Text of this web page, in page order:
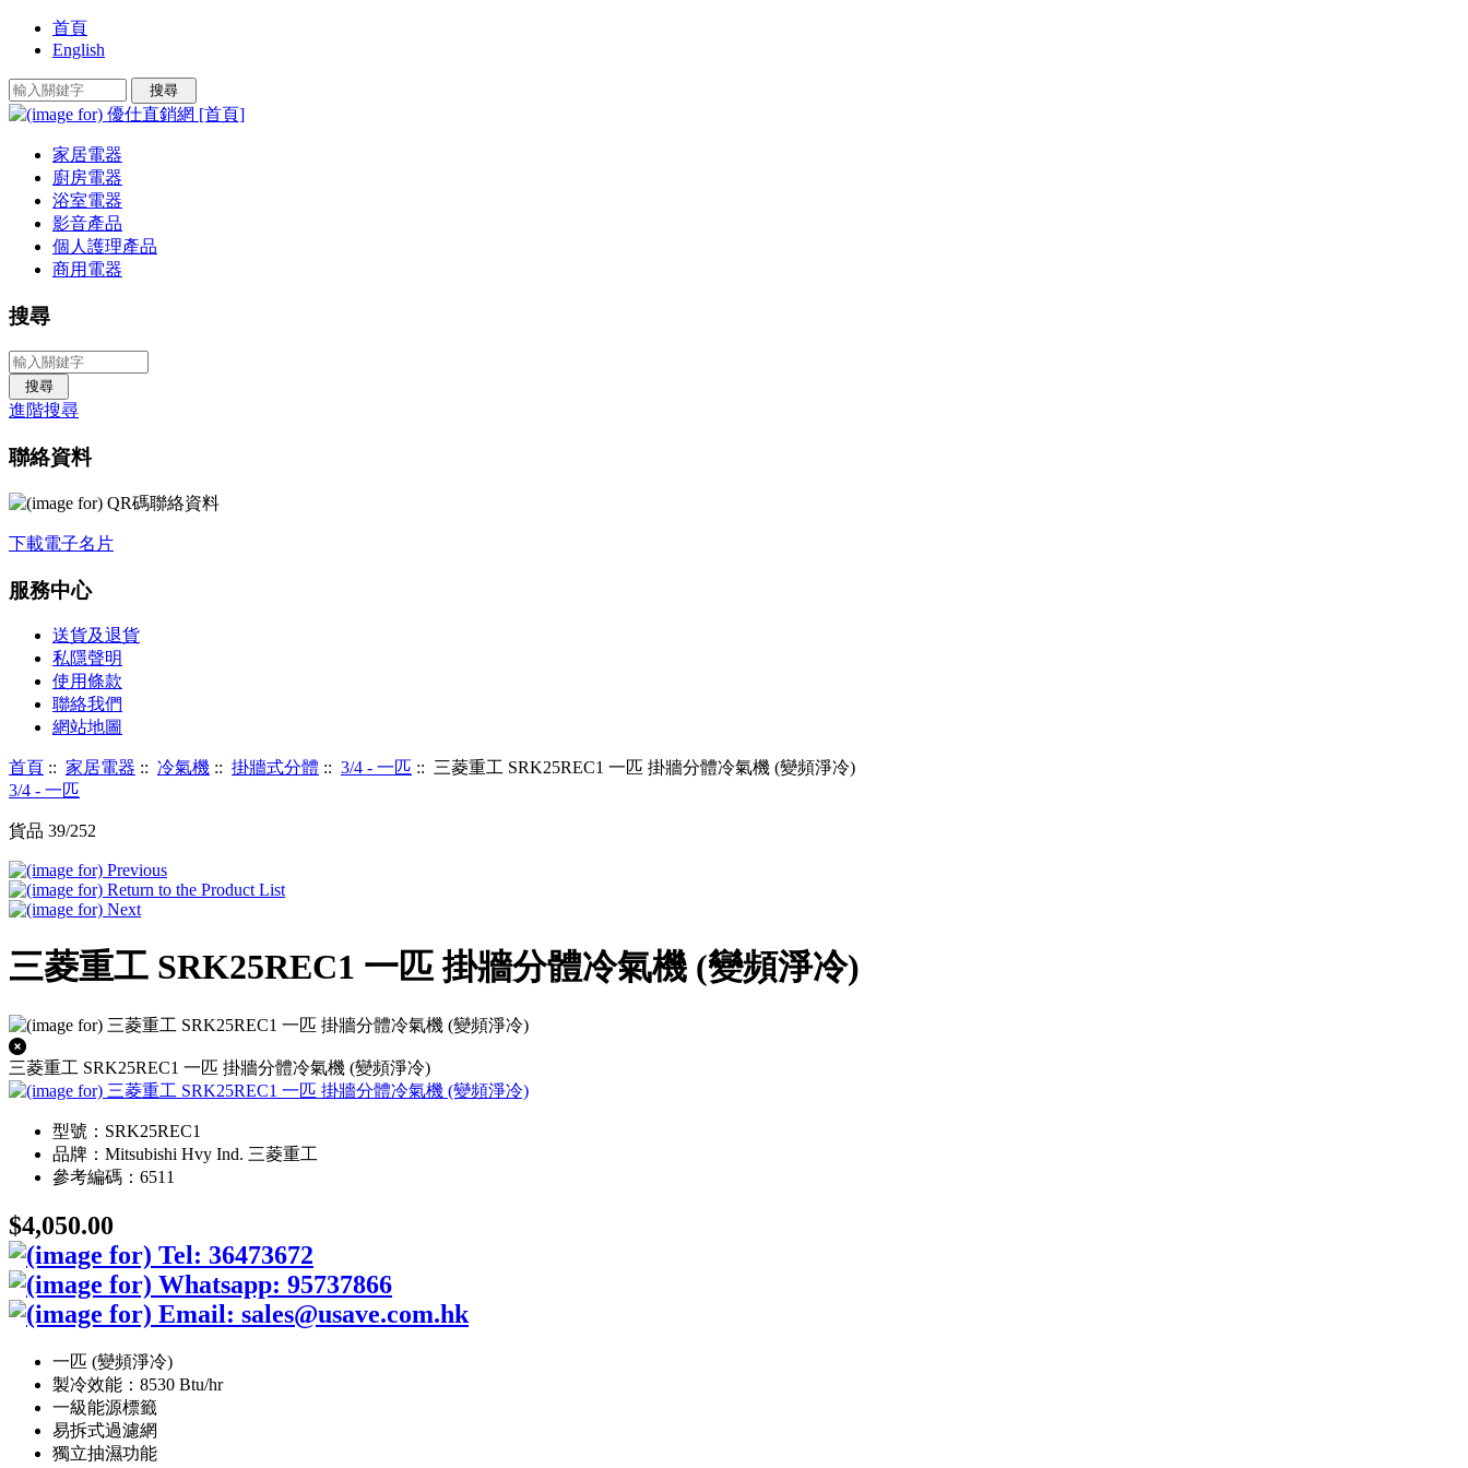
首頁
English
家居電器
廚房電器
浴室電器
影音產品
個人護理產品
商用電器
搜尋
進階搜尋
聯絡資料
下載電子名片
服務中心
送貨及退貨
私隱聲明
使用條款
聯絡我們
網站地圖
首頁 :: 家居電器 :: 冷氣機 :: 掛牆式分體 :: 3/4 - 一匹 :: 三菱重工 SRK25REC1 一匹 掛牆分體冷氣機 (變頻淨冷)
3/4 - 一匹
貨品 39/252
三菱重工 SRK25REC1 一匹 掛牆分體冷氣機 (變頻淨冷)
三菱重工 SRK25REC1 一匹 掛牆分體冷氣機 (變頻淨冷)
型號：SRK25REC1
品牌：Mitsubishi Hvy Ind. 三菱重工
參考編碼：6511
$4,050.00
一匹 (變頻淨冷)
製冷效能：8530 Btu/hr
一級能源標籤
易拆式過濾網
獨立抽濕功能